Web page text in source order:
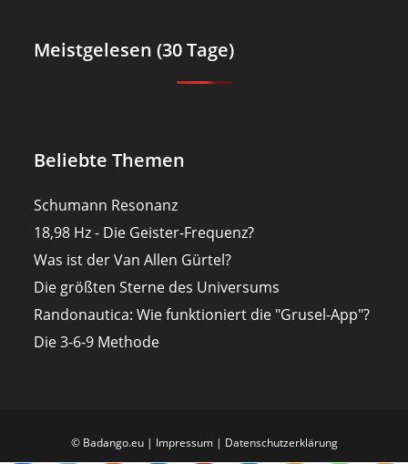
Meistgelesen (30 Tage)
Beliebte Themen
Schumann Resonanz
18,98 Hz - Die Geister-Frequenz?
Was ist der Van Allen Gürtel?
Die größten Sterne des Universums
Randonautica: Wie funktioniert die "Grusel-App"?
Die 3-6-9 Methode
© Badango.eu | Impressum| Datenschutzerklärung